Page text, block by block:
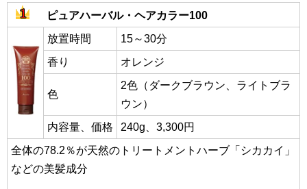
ピュアハーバル・ヘアカラー100
放置時間
15～30分
香り
オレンジ
色
2色（ダークブラウン、ライトブラ
ウン）
内容量、価格
240g、3,300円
全体の78.2％が天然のトリートメントハーブ「シカカイ」
などの美髪成分